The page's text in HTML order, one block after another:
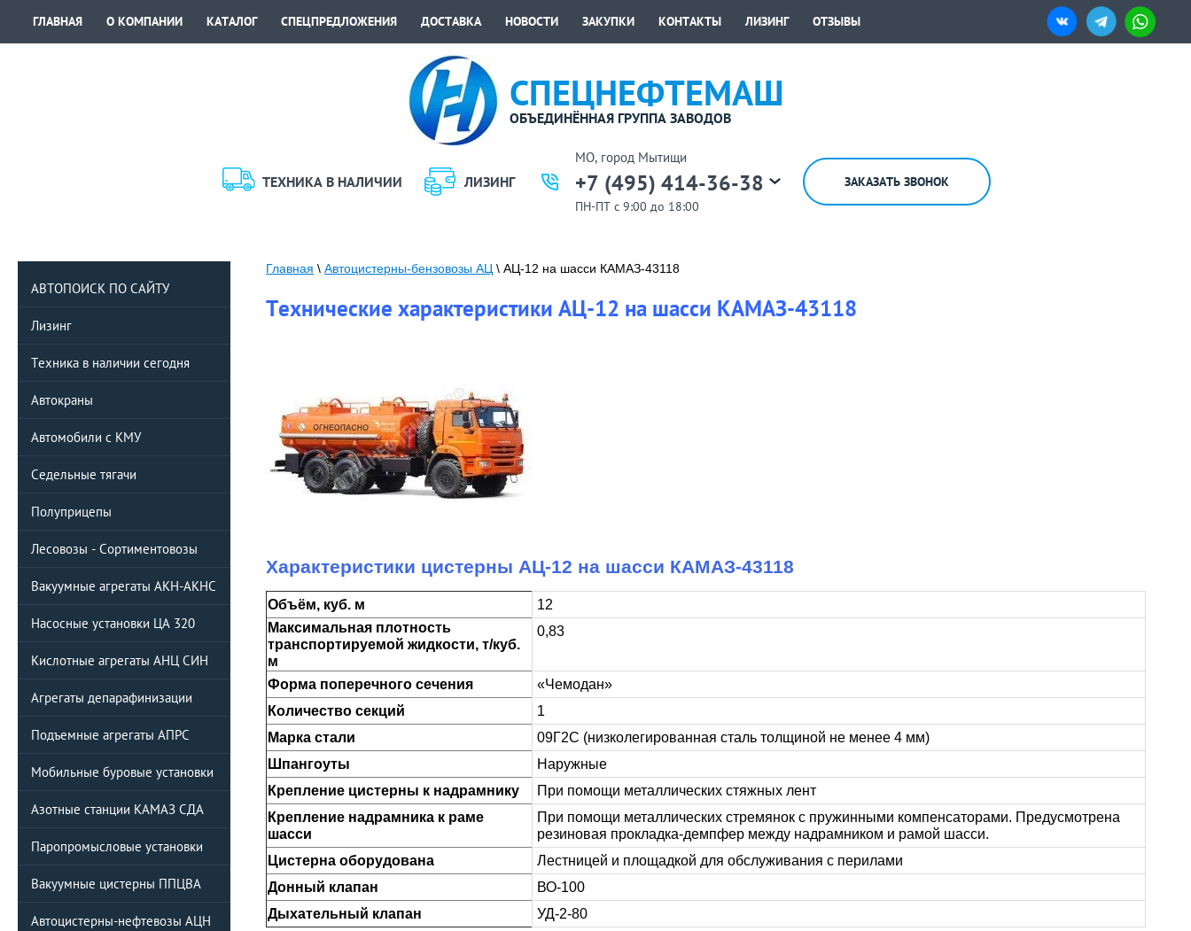
ГЛАВНАЯ О КОМПАНИИ КАТАЛОГ СПЕЦПРЕДЛОЖЕНИЯ ДОСТАВКА НОВОСТИ ЗАКУПКИ КОНТАКТЫ ЛИЗИНГ ОТЗЫВЫ
СПЕЦНЕФТЕМАШ
ОБЪЕДИНЁННАЯ ГРУППА ЗАВОДОВ
ТЕХНИКА В НАЛИЧИИ ЛИЗИНГ
МО, город Мытищи
+7 (495) 414-36-38
ПН-ПТ с 9:00 до 18:00
ЗАКАЗАТЬ ЗВОНОК
АВТОПОИСК ПО САЙТУ
Лизинг
Техника в наличии сегодня
Автокраны
Автомобили с КМУ
Седельные тягачи
Полуприцепы
Лесовозы - Сортиментовозы
Вакуумные агрегаты АКН-АКНС
Насосные установки ЦА 320
Кислотные агрегаты АНЦ СИН
Агрегаты депарафинизации
Подъемные агрегаты АПРС
Мобильные буровые установки
Азотные станции КАМАЗ СДА
Паропромысловые установки
Вакуумные цистерны ППЦBA
Автоцистерны-нефтевозы АЦН
Главная \ Автоцистерны-бензовозы АЦ \ АЦ-12 на шасси КАМАЗ-43118
Технические характеристики АЦ-12 на шасси КАМАЗ-43118
Характеристики цистерны АЦ-12 на шасси КАМАЗ-43118
Объём, куб. м
12
Максимальная плотность
транспортируемой жидкости, т/куб.
м
0,83
Форма поперечного сечения
«Чемодан»
Количество секций
1
Марка стали
09Г2С (низколегированная сталь толщиной не менее 4 мм)
Шпангоуты
Наружные
Крепление цистерны к надрамнику
При помощи металлических стяжных лент
Крепление надрамника к раме
шасси
При помощи металлических стремянок с пружинными компенсаторами. Предусмотрена
резиновая прокладка-демпфер между надрамником и рамой шасси.
Цистерна оборудована
Лестницей и площадкой для обслуживания с перилами
Донный клапан
ВО-100
Дыхательный клапан
УД-2-80